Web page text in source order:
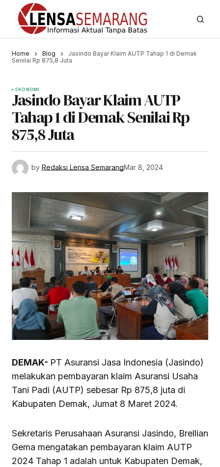
Home Blog
Jasindo Bayar Klaim AUTP Tahap 1 di Demak
Senilai Rp 875,8 Juta
EKONOMI
Jasindo Bayar Klaim AUTP
Tahap 1 di Demak Senilai Rp
875,8 Juta
by Redaksi Lensa SemarangMar 8, 2024
DEMAK- PT Asuransi Jasa Indonesia (Jasindo)
melakukan pembayaran klaim Asuransi Usaha
Tani Padi (AUTP) sebesar Rp 875,8 juta di
Kabupaten Demak, Jumat 8 Maret 2024.
Sekretaris Perusahaan Asuransi Jasindo, Brellian
Gema mengatakan pembayaran klaim AUTP
2024 Tahap 1 adalah untuk Kabupaten Demak,